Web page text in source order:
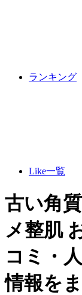
ランキング
Like一覧
古い角
メ整肌
コミ・
情報を